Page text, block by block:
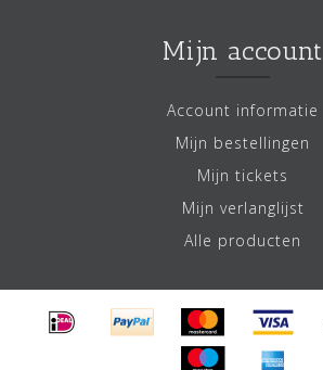
Mijn account
Account informatie
Mijn bestellingen
Mijn tickets
Mijn verlanglijst
Alle producten